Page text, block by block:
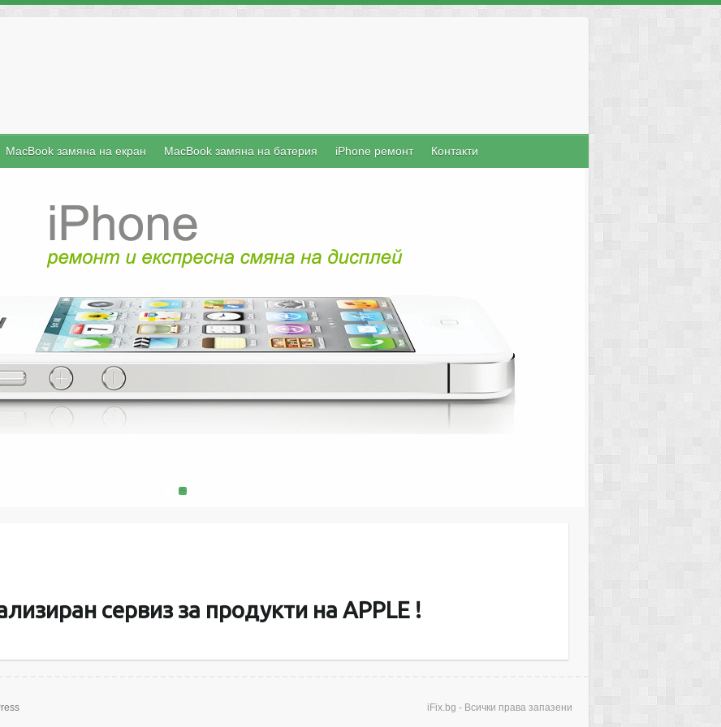
MacBook замяна на екран MacBook замяна на батерия iPhone ремонт Контакти
Mac Поправка
iFix е бърз и качествен сервиз за настолни и
преносими машини като MacPro, MacBook Pro,
поправяме извънгаранционно екрани (дисплеи),
2
сервиз за продукти на APPLE !
iFix.bg - Всички права запазени